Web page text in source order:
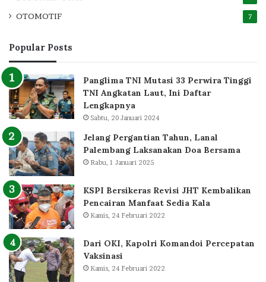
OTOMOTIF 7
Popular Posts
Panglima TNI Mutasi 33 Perwira Tinggi
TNI Angkatan Laut, Ini Daftar
Lengkapnya
Sabtu, 20 Januari 2024
Jelang Pergantian Tahun, Lanal
Palembang Laksanakan Doa Bersama
Rabu, 1 Januari 2025
KSPI Bersikeras Revisi JHT Kembalikan
Pencairan Manfaat Sedia Kala
Kamis, 24 Februari 2022
Dari OKI, Kapolri Komandoi Percepatan
Vaksinasi
Kamis, 24 Februari 2022